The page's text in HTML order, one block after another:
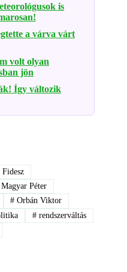
is
a várva várt
volt olyan
jön
Így változik
Fidesz
Magyar Péter
# Orbán Viktor
# rendszerváltás